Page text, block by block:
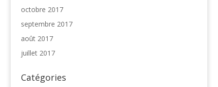
octobre 2017
septembre 2017
août 2017
juillet 2017
Catégories